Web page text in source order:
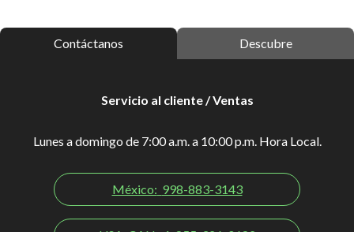
Contáctanos Descubre
Servicio al cliente / Ventas
Lunes a domingo de 7:00 a.m. a 10:00 p.m. Hora Local.
México: 998-883-3143